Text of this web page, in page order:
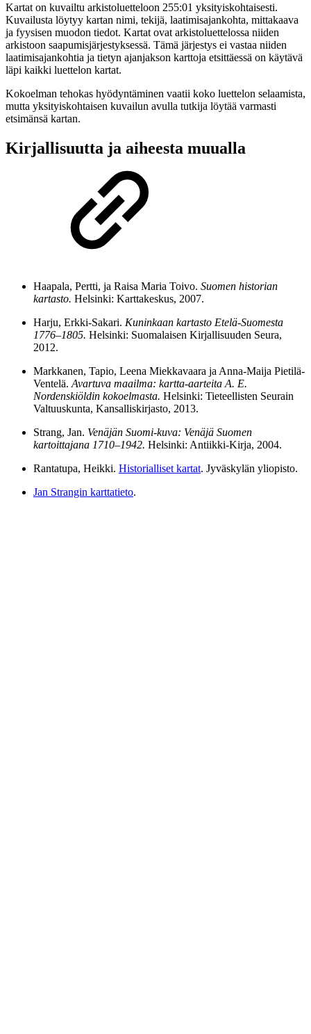
Kartat on kuvailtu arkistoluetteloon 255:01 yksityiskohtaisesti.
Kuvailusta löytyy kartan nimi, tekijä, laatimisajankohta, mittakaava
ja fyysisen muodon tiedot. Kartat ovat arkistoluettelossa niiden
arkistoon saapumisjärjestyksessä. Tämä järjestys ei vastaa niiden
laatimisajankohtia ja tietyn ajanjakson karttoja etsittäessä on käytävä
läpi kaikki luettelon kartat.
Kokoelman tehokas hyödyntäminen vaatii koko luettelon selaamista,
mutta yksityiskohtaisen kuvailun avulla tutkija löytää varmasti
etsimänsä kartan.
Kirjallisuutta ja aiheesta muualla
Haapala, Pertti, ja Raisa Maria Toivo. Suomen historian
kartasto. Helsinki: Karttakeskus, 2007.
Harju, Erkki-Sakari. Kuninkaan kartasto Etelä-Suomesta
1776–1805. Helsinki: Suomalaisen Kirjallisuuden Seura,
2012.
Markkanen, Tapio, Leena Miekkavaara ja Anna-Maija Pietilä-
Ventelä. Avartuva maailma: kartta-aarteita A. E.
Nordenskiöldin kokoelmasta. Helsinki: Tieteellisten Seurain
Valtuuskunta, Kansalliskirjasto, 2013.
Strang, Jan. Venäjän Suomi-kuva: Venäjä Suomen
kartoittajana 1710–1942. Helsinki: Antiikki-Kirja, 2004.
Rantatupa, Heikki. Historialliset kartat. Jyväskylän yliopisto.
Jan Strangin karttatieto.